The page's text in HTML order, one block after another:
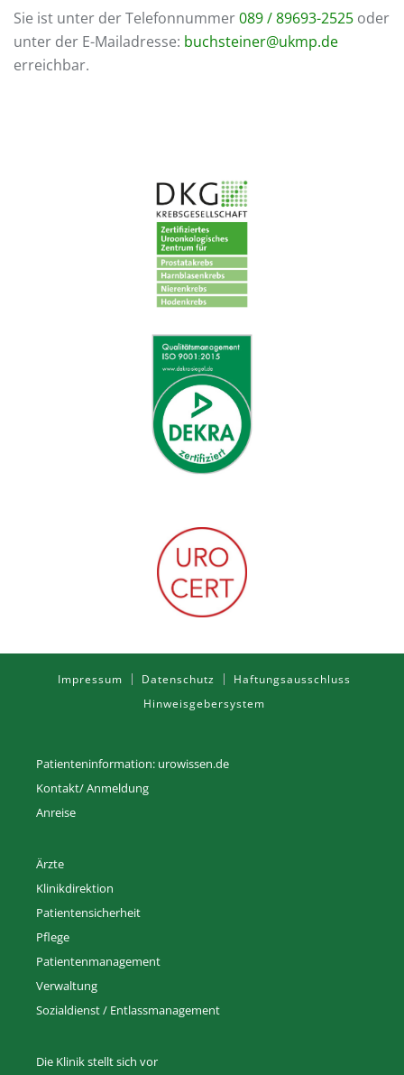
Sie ist unter der Telefonnummer089 / 89693-2525 oder
unter der E-Mailadresse: buchsteiner@ukmp.de
erreichbar.
Impressum Datenschutz
Haftungsausschluss
Hinweisgebersystem
Patienteninformation: urowissen.de
Kontakt/ Anmeldung
Anreise
Ärzte
Klinikdirektion
Patientensicherheit
Pflege
Patientenmanagement
Verwaltung
Sozialdienst / Entlassmanagement
Die Klinik stellt sich vor